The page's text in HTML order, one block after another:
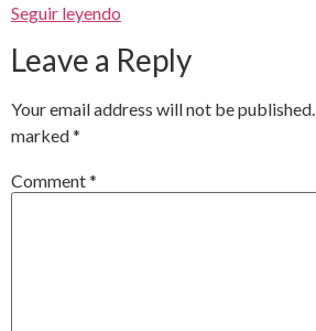
Seguir leyendo
Leave a Reply
Your email address will not be published.
marked*
Comment*